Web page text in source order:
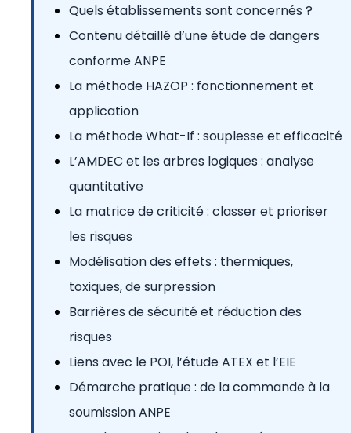
Quels établissements sont concernés ?
Contenu détaillé d’une étude de dangers
conforme ANPE
La méthode HAZOP : fonctionnement et
application
La méthode What-If : souplesse et efficacité
L’AMDEC et les arbres logiques : analyse
quantitative
La matrice de criticité : classer et prioriser
les risques
Modélisation des effets : thermiques,
toxiques, de surpression
Barrières de sécurité et réduction des
risques
Liens avec le POI, l’étude ATEX et l’EIE
Démarche pratique : de la commande à la
soumission ANPE